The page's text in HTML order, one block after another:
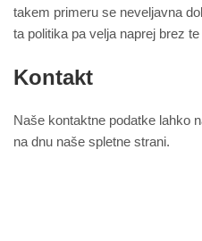
takem primeru se neveljavna
ta politika pa velja naprej brez
Kontakt
Naše kontaktne podatke lahko
na dnu naše spletne strani.